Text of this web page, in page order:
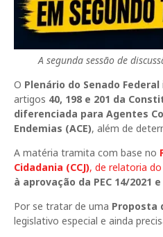
A segunda sessão de
O Plenário do Senado Federal
artigos 40, 198 e 201 da
diferenciada para Agentes
Endemias (ACE), além de
A matéria tramita com base no
Cidadania (CCJ), de relatoria
à aprovação da PEC 14/2021
Por se tratar de uma Proposta
legislativo especial e ainda